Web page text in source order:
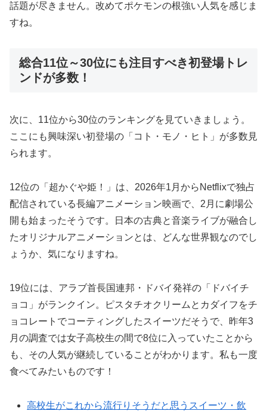
話題が尽きません。改めてポケモンの根強い人気を感じま
すね。
総合11位～30位にも注目すべき初登場トレ
ンドが多数！
次に、11位から30位のランキングを見ていきましょう。
ここにも興味深い初登場の「コト・モノ・ヒト」が多数見
られます。
12位の「超かぐや姫！」は、2026年1月からNetflixで独占
配信されている長編アニメーション映画で、2月に劇場公
開も始まったそうです。日本の古典と音楽ライブが融合し
たオリジナルアニメーションとは、どんな世界観なのでし
ょうか、気になりますね。
19位には、アラブ首長国連邦・ドバイ発祥の「ドバイチ
ョコ」がランクイン。ピスタチオクリームとカダイフをチ
ョコレートでコーティングしたスイーツだそうで、昨年3
月の調査では女子高校生の間で8位に入っていたことから
も、その人気が継続していることがわかります。私も一度
食べてみたいものです！
高校生がこれから流行りそうだと思うスイーツ・飲